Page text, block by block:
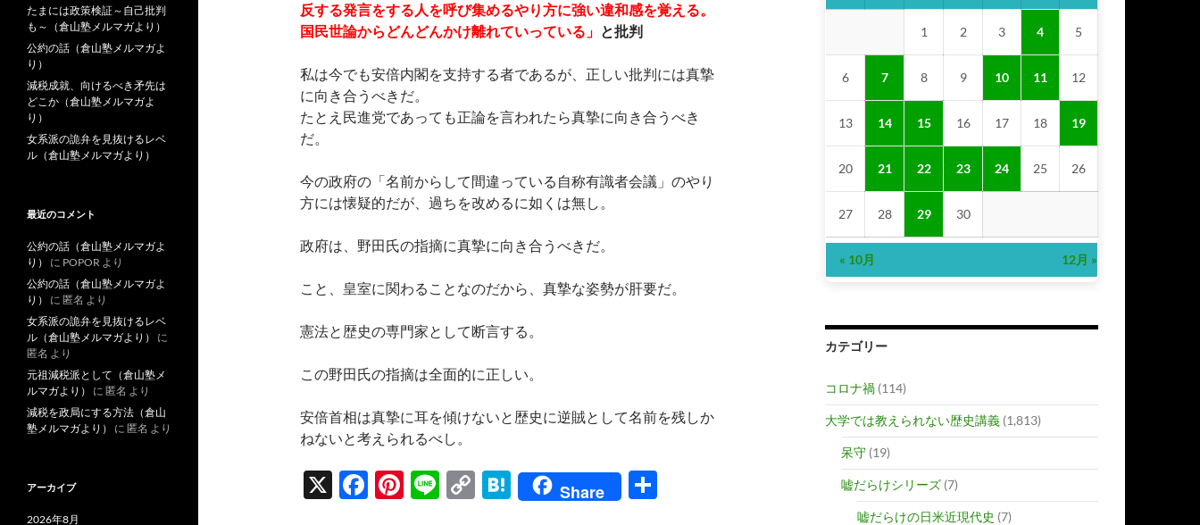
反する発言をする人を呼び集めるやり方に強い違和感を覚える。
国民世論からどんどんかけ離れていっている」 と批判
私は今でも安倍内閣を支持する者であるが、正しい批判には真摯
に向き合うべきだ。
たとえ民進党であっても正論を言われたら真摯に向き合うべき
だ。
今の政府の「名前からして間違っている自称有識者会議」のやり
方には懐疑的だが、過ちを改めるに如くは無し。
政府は、野田氏の指摘に真摯に向き合うべきだ。
こと、皇室に関わることなのだから、真摯な姿勢が肝要だ。
憲法と歴史の専門家として断言する。
この野田氏の指摘は全面的に正しい。
安倍首相は真摯に耳を傾けないと歴史に逆賊として名前を残しか
ねないと考えられるべし。
X
F
Pi Li
C
H
at
Share
1 2 3 4 5
6 7 8 9 10 11 12
13 14 15 16 17 18 19
20 21 22 23 24 25 26
27 28 29 30
« 10月 12月 »
カテゴリー
コロナ禍 (114)
大学では教えられない歴史講義 (1,813)
呆守 (19)
嘘だらけシリーズ (7)
嘘だらけの日米近現代史 (7)
たまには政策検証～自己批判
も～（倉山塾メルマガより）
公約の話（倉山塾メルマガよ
り）
減税成就、向けるべき矛先は
どこか（倉山塾メルマガよ
り）
女系派の詭弁を見抜けるレベ
ル（倉山塾メルマガより）
最近のコメント
公約の話（倉山塾メルマガよ
り）
に POPOR より
公約の話（倉山塾メルマガよ
り）
に 匿名 より
女系派の詭弁を見抜けるレベ
ル（倉山塾メルマガより）
に
匿名 より
元祖減税派として（倉山塾メ
ルマガより）
に 匿名 より
減税を政局にする方法（倉山
塾メルマガより）
に 匿名 より
アーカイブ
2026年8月